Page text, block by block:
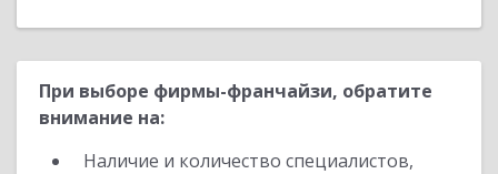
При выборе фирмы-франчайзи, обратите
внимание на:
Наличие и количество специалистов,